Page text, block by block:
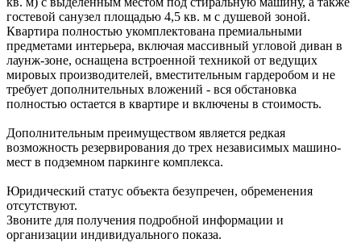
гостевой санузел площадью 4,5 кв. м с душевой зоной.
Квартира полностью укомплектована премиальными
предметами интерьера, включая массивный угловой диван в
лаунж-зоне, оснащена встроенной техникой от ведущих
мировых производителей, вместительным гардеробом и не
требует дополнительных вложений - вся обстановка
полностью остается в квартире и включены в стоимость.
Дополнительным преимуществом является редкая
возможность резервирования до трех независимых машино-
мест в подземном паркинге комплекса.
Юридический статус объекта безупречен, обременения
отсутствуют.
Звоните для получения подробной информации и
организации индивидуального показа.